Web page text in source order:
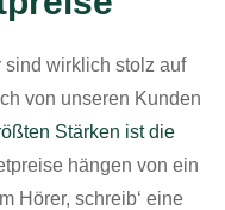
sind wirklich stolz auf
von unseren Kunden
Stärken ist die
hängen von ein
Hörer, schreib‘ eine